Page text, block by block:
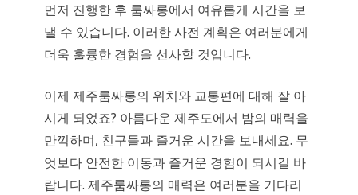
먼저 진행한 후 룸싸롱에서 여유롭게 시간을 보
낼 수 있습니다. 이러한 사전 계획은 여러분에게
더욱 훌륭한 경험을 선사할 것입니다.
이제 제주룸싸롱의 위치와 교통편에 대해 잘 아
시게 되었죠? 아름다운 제주도에서 밤의 매력을
만끽하며, 친구들과 즐거운 시간을 보내세요. 무
엇보다 안전한 이동과 즐거운 경험이 되시길 바
랍니다. 제주룸싸롱의 매력은 여러분을 기다리